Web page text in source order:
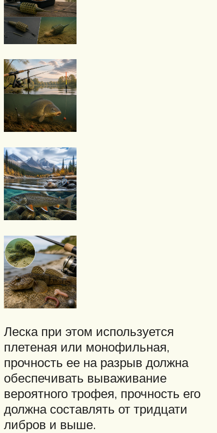
Леска при этом используется
плетеная или монофильная,
прочность ее на разрыв должна
обеспечивать вываживание
вероятного трофея, прочность его
должна составлять от тридцати
либров и выше.